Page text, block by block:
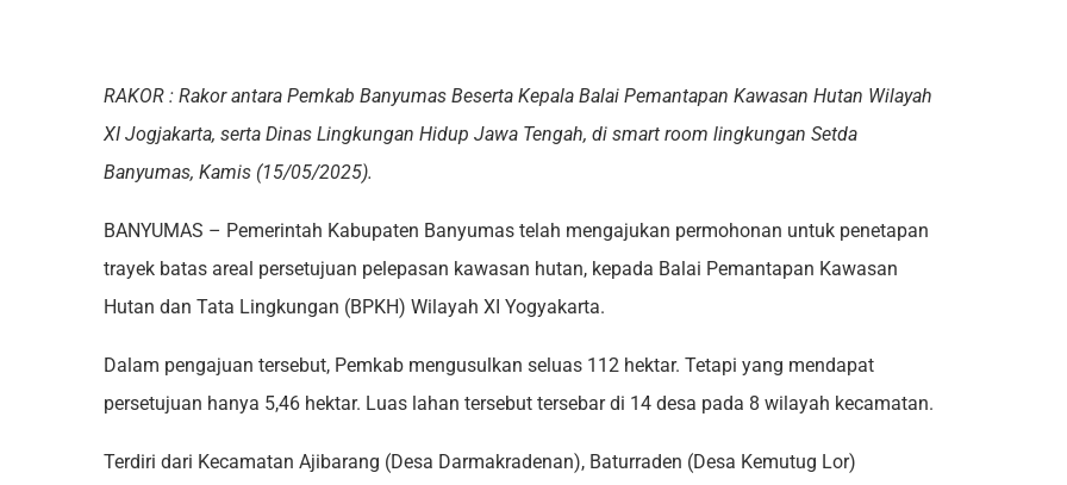
RAKOR : Rakor antara Pemkab Banyumas Beserta Kepala Balai Pemantapan Kawasan Hutan Wilayah
XI Jogjakarta, serta Dinas Lingkungan Hidup Jawa Tengah, di smart room lingkungan Setda
Banyumas, Kamis (15/05/2025).
BANYUMAS – Pemerintah Kabupaten Banyumas telah mengajukan permohonan untuk penetapan
trayek batas areal persetujuan pelepasan kawasan hutan, kepada Balai Pemantapan Kawasan
Hutan dan Tata Lingkungan (BPKH) Wilayah XI Yogyakarta.
Dalam pengajuan tersebut, Pemkab mengusulkan seluas 112 hektar. Tetapi yang mendapat
persetujuan hanya 5,46 hektar. Luas lahan tersebut tersebar di 14 desa pada 8 wilayah kecamatan.
Terdiri dari Kecamatan Ajibarang (Desa Darmakradenan), Baturraden (Desa Kemutug Lor)